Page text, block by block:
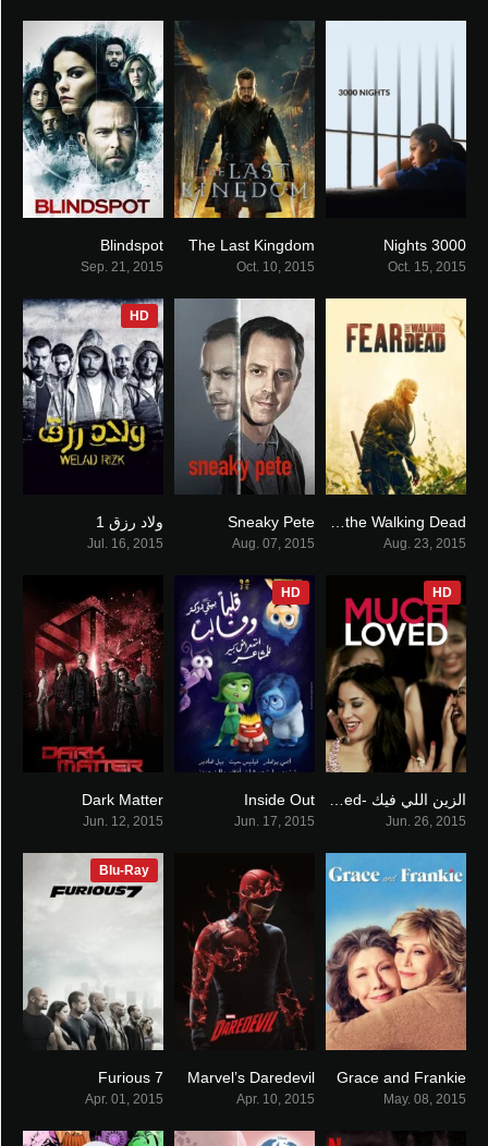
3000 Nights
Oct. 15, 2015
8.261
The Last Kingdom
Oct. 10, 2015
Blindspot
Sep. 21, 2015
7.653
Fear the Walking Dead
Aug. 23, 2015
Sneaky Pete
Aug. 07, 2015
HD
ولاد رزق 1
Jul. 16, 2015
6.2
HD
Jun. 26, 2015
HD
Inside Out
Jun. 17, 2015
Dark Matter
Jun. 12, 2015
7.7
Grace and Frankie
May. 08, 2015
8.2
Marvel’s Daredevil
Apr. 10, 2015
Blu-Ray
Furious 7
Apr. 01, 2015